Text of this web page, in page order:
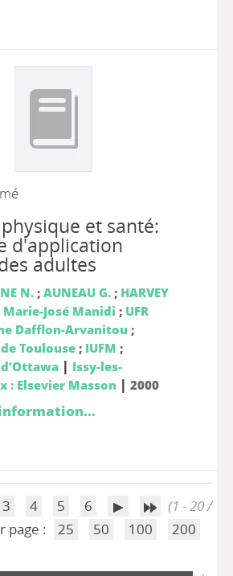
et santé:
d'application
adultes
N.; AUNEAU G.; HARVEY
Marie-José Manidi ; UFR
Dafflon-Arvanitou ;
Toulouse; IUFM ;
| Issy-les-
: Elsevier Masson | 2000
3 4 5 6
(1 - 20 /
page : 25 50 100 200